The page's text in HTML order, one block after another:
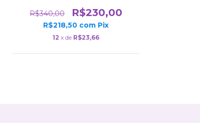
R$340,00
R$230,00
R$218,50 com Pix
12 x de R$23,66